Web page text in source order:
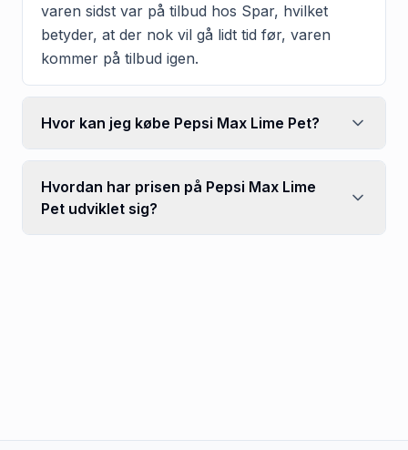
varen sidst var på tilbud hos Spar, hvilket
betyder, at der nok vil gå lidt tid før, varen
kommer på tilbud igen.
Hvor kan jeg købe Pepsi Max Lime Pet?
Hvordan har prisen på Pepsi Max Lime
Pet udviklet sig?